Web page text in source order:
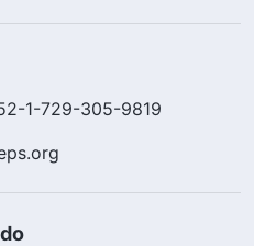
1-729-305-9819